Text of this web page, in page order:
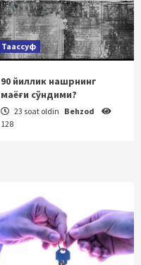
Таассуф
90 йиллик нашрнинг
маёғи сўндими?
23 soat oldin Behzod
128